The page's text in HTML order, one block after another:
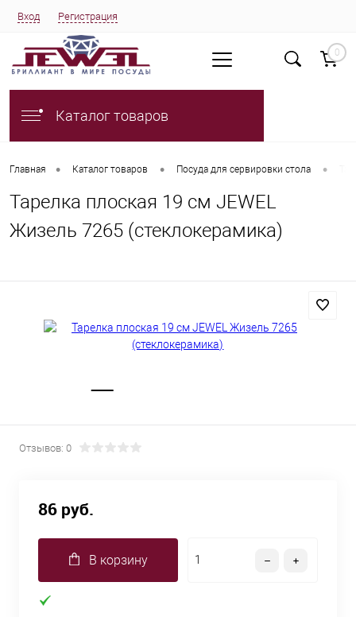
Вход Регистрация
0
Каталог товаров
Главная • Каталог товаров • Посуда для сервировки стола •
Тарелка плоская 19 см JEWEL
Жизель 7265 (стеклокерамика)
Отзывов: 0
86 руб.
В корзину